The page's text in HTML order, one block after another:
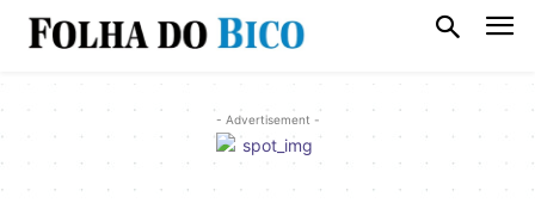
- Advertisement -